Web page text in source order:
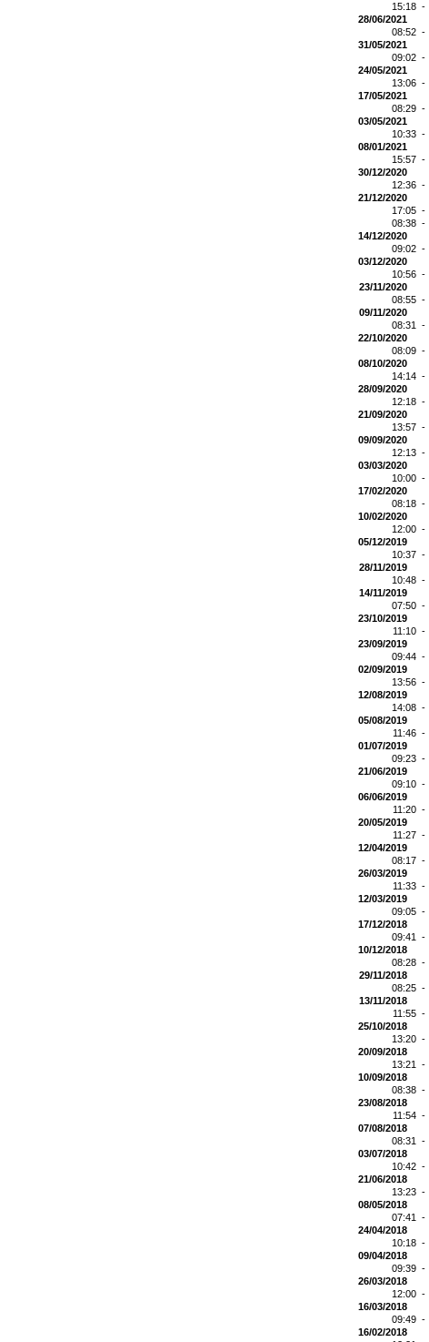
15:18 -
28/06/2021
08:52 -
31/05/2021
09:02 -
24/05/2021
13:06 -
17/05/2021
08:29 -
03/05/2021
10:33 -
08/01/2021
15:57 -
30/12/2020
12:36 -
21/12/2020
17:05 -
08:38 -
14/12/2020
09:02 -
03/12/2020
10:56 -
23/11/2020
08:55 -
09/11/2020
08:31 -
22/10/2020
08:09 -
08/10/2020
14:14 -
28/09/2020
12:18 -
21/09/2020
13:57 -
09/09/2020
12:13 -
03/03/2020
10:00 -
17/02/2020
08:18 -
10/02/2020
12:00 -
05/12/2019
10:37 -
28/11/2019
10:48 -
14/11/2019
07:50 -
23/10/2019
11:10 -
23/09/2019
09:44 -
02/09/2019
13:56 -
12/08/2019
14:08 -
05/08/2019
11:46 -
01/07/2019
09:23 -
21/06/2019
09:10 -
06/06/2019
11:20 -
20/05/2019
11:27 -
12/04/2019
08:17 -
26/03/2019
11:33 -
12/03/2019
09:05 -
17/12/2018
09:41 -
10/12/2018
08:28 -
29/11/2018
08:25 -
13/11/2018
11:55 -
25/10/2018
13:20 -
20/09/2018
13:21 -
10/09/2018
08:38 -
23/08/2018
11:54 -
07/08/2018
08:31 -
03/07/2018
10:42 -
21/06/2018
13:23 -
08/05/2018
07:41 -
24/04/2018
10:18 -
09/04/2018
09:39 -
26/03/2018
12:00 -
16/03/2018
09:49 -
16/02/2018